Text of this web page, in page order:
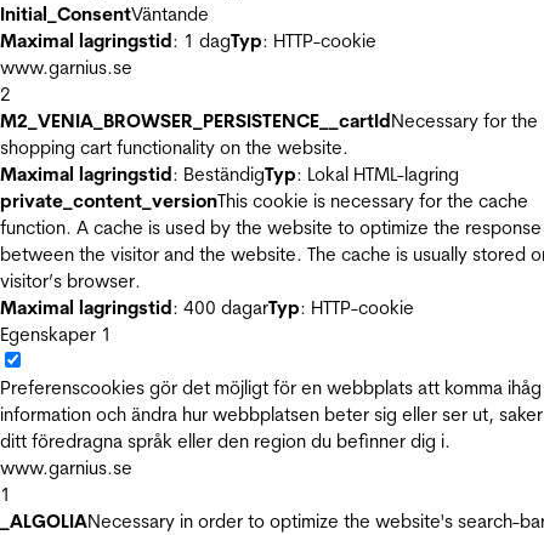
Initial_ConsentVäntande
Maximal lagringstid: 1 dagTyp: HTTP-cookie
www.garnius.se
2
M2_VENIA_BROWSER_PERSISTENCE__cartIdNecessary for the
shopping cart functionality on the website.
Maximal lagringstid: BeständigTyp: Lokal HTML-lagring
private_content_versionThis cookie is necessary for the cache
function. A cache is used by the website to optimize the
between the visitor and the website. The cache is usually stored
visitor’s browser.
Maximal lagringstid: 400 dagarTyp: HTTP-cookie
Egenskaper 1
Preferenscookies gör det möjligt för en webbplats att komma ihåg
information och ändra hur webbplatsen beter sig eller ser ut,
ditt föredragna språk eller den region du befinner dig i.
www.garnius.se
1
_ALGOLIANecessary in order to optimize the website's search-